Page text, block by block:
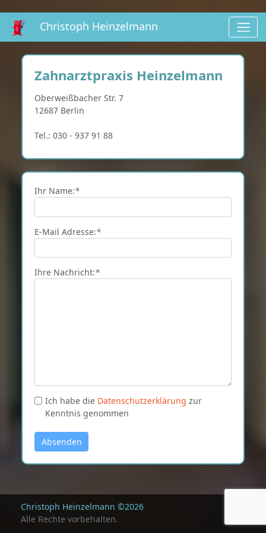
Christoph Heinzelmann
Zahnarztpraxis Heinzelmann
Oberweißbacher Str. 7
12687 Berlin
Tel.: 030 - 937 91 88
Ihr Name:*
E-Mail Adresse:*
Ihre Nachricht:*
Ich habe die Datenschutzerklärung zur
Kenntnis genommen
Absenden
Christoph Heinzelmann ©2026
Alle Rechte vorbehalten.